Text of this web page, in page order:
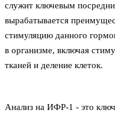
служит ключевым
вырабатывается
стимуляцию данного
в организме, включая
тканей и деление клеток.
Анализ на ИФР-1 - это